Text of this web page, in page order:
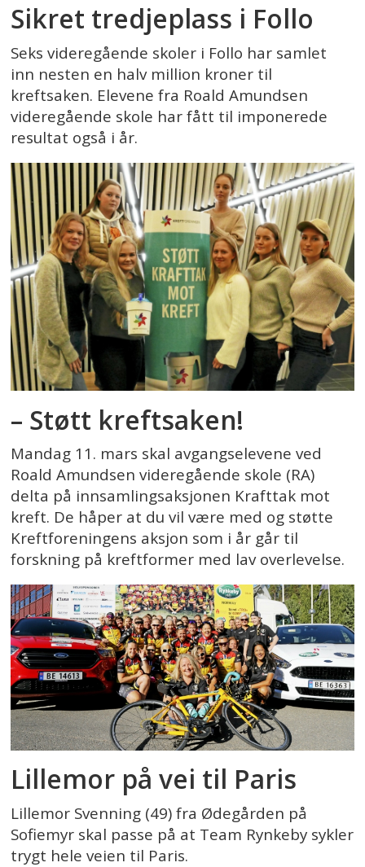
Sikret tredjeplass i Follo
Seks videregående skoler i Follo har samlet
inn nesten en halv million kroner til
kreftsaken. Elevene fra Roald Amundsen
videregående skole har fått til imponerede
resultat også i år.
– Støtt kreftsaken!
Mandag 11. mars skal avgangselevene ved
Roald Amundsen videregående skole (RA)
delta på innsamlingsaksjonen Krafttak mot
kreft. De håper at du vil være med og støtte
Kreftforeningens aksjon som i år går til
forskning på kreftformer med lav overlevelse.
Lillemor på vei til Paris
Lillemor Svenning (49) fra Ødegården på
Sofiemyr skal passe på at Team Rynkeby sykler
trygt hele veien til Paris.